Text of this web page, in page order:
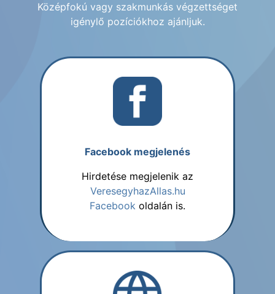
Középfokú vagy szakmunkás végzettséget
igénylő pozíciókhoz ajánljuk.
Facebook megjelenés
Hirdetése megjelenik az
VeresegyhazAllas.hu
Facebook oldalán is.